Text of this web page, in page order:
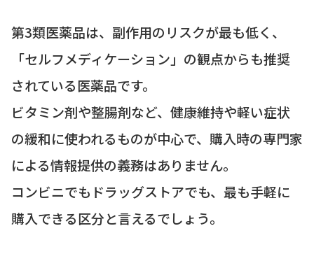
第3類医薬品は、副作用のリスクが最も低く、
「セルフメディケーション」の観点からも推奨
されている医薬品です。
ビタミン剤や整腸剤など、健康維持や軽い症状
の緩和に使われるものが中心で、購入時の専門家
による情報提供の義務はありません。
コンビニでもドラッグストアでも、最も手軽に
購入できる区分と言えるでしょう。